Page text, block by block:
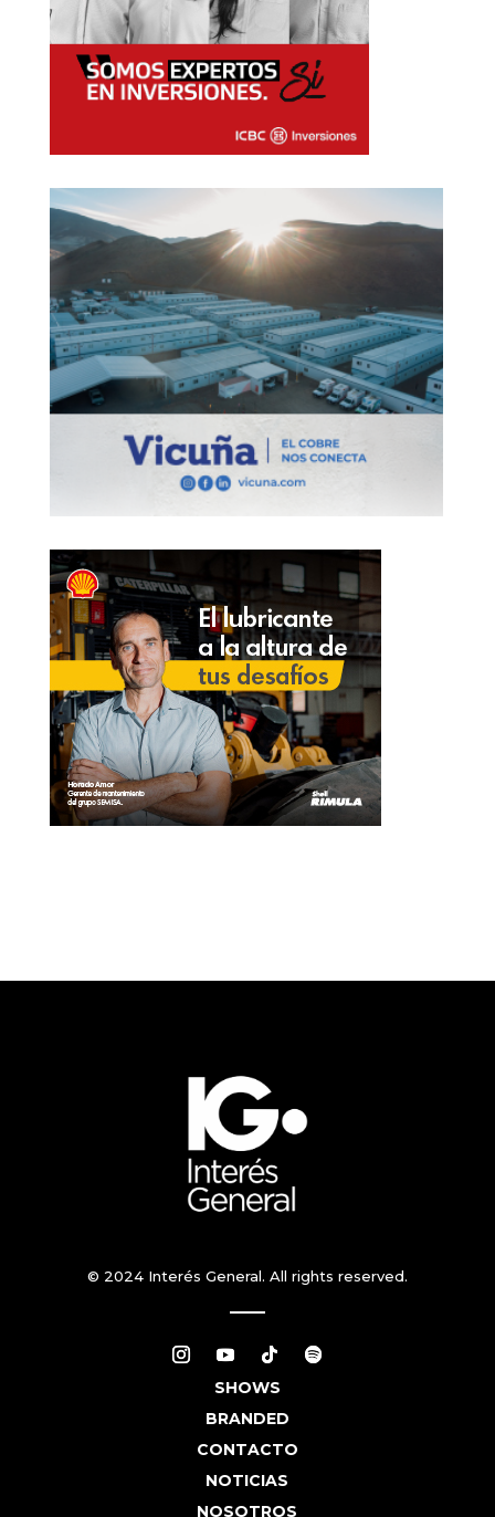
© 2024 Interés General. All rights reserved.
SHOWS
BRANDED
CONTACTO
NOTICIAS
NOSOTROS